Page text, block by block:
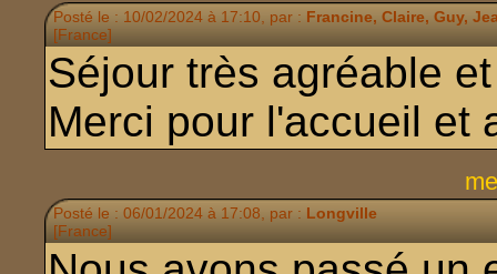
Posté le : 10/02/2024 à 17:10, par : Francine, Claire, Guy,
[France]
Séjour très agréable
Merci pour l'accueil et
Posté le : 06/01/2024 à 17:08, par : Longville
[France]